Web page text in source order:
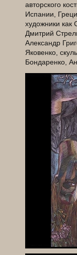
авторского
Испании,
художники как
Дмитрий
Александр
Яковенко,
Бондаренко,